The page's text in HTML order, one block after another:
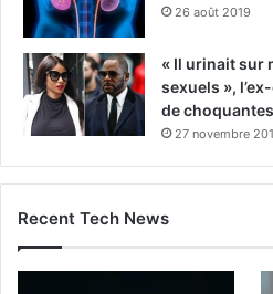
26 août 2019
« Il urinait sur
sexuels »,
de
27 novembre
Recent Tech News